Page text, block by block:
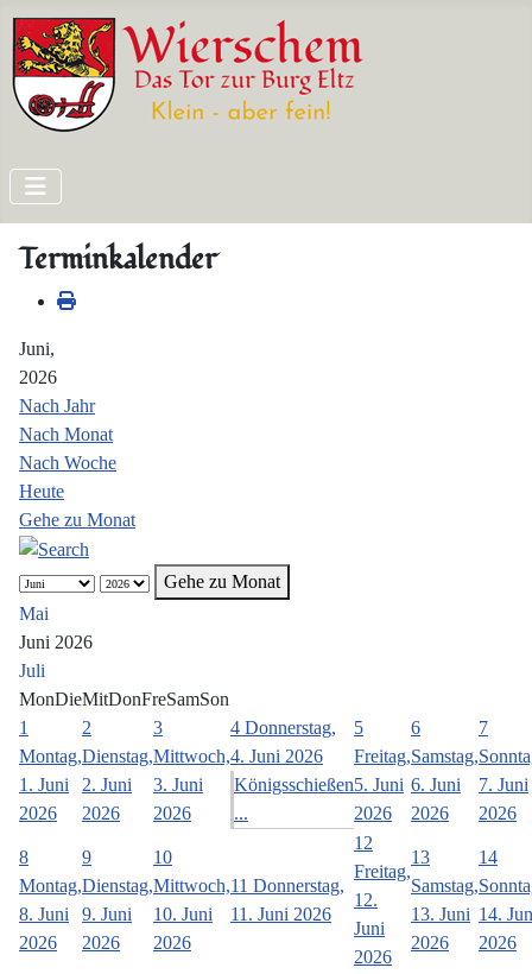
Terminkalender
Juni,
2026
Nach Jahr
Nach Monat
Nach Woche
Heute
Gehe zu Monat
Gehe zu Monat
Mai
Juni 2026
Juli
MonDieMitDonFreSamSon
1
Montag,
1. Juni
2026
2
Dienstag,
2. Juni
2026
3
Mittwoch,
3. Juni
2026
4 Donnerstag,
4. Juni 2026
Königsschießen
...
5
Freitag,
5. Juni
2026
6
Samstag,
6. Juni
2026
7
7. Juni
2026
8
Montag,
8. Juni
2026
9
Dienstag,
9. Juni
2026
10
Mittwoch,
10. Juni
2026
11 Donnerstag,
11. Juni 2026
12
Freitag,
12.
Juni
2026
13
Samstag,
13. Juni
2026
14
14.
2026